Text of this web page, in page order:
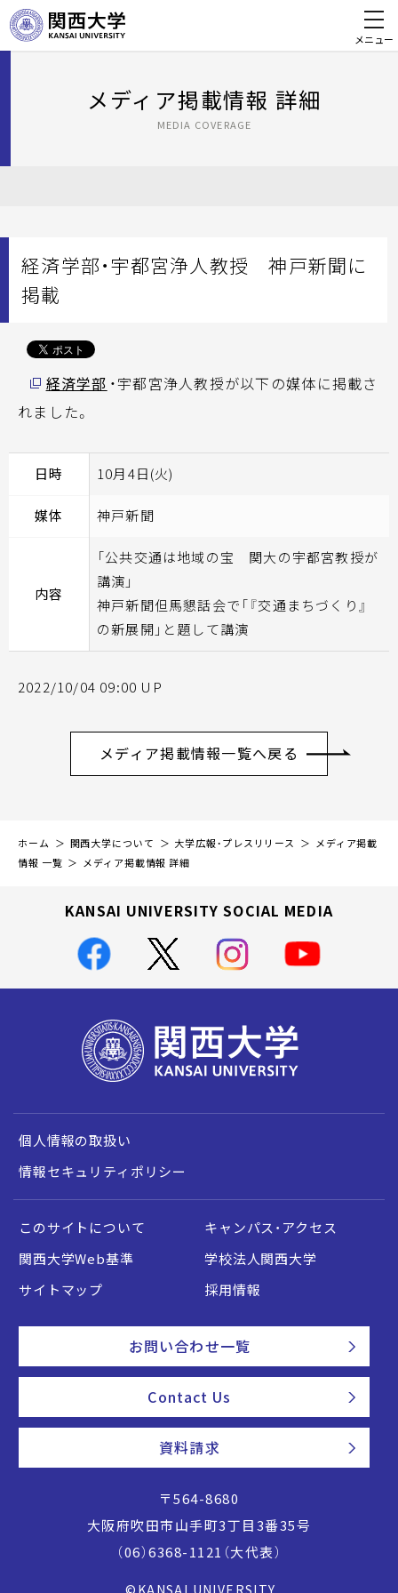
メニュー
メディア掲載情報 詳細
MEDIA COVERAGE
経済学部・宇都宮浄人教授 神戸新聞に
掲載
経済学部 ・宇都宮浄人教授が以下の媒体に掲載さ
れました。
日時 10月4日(火)
媒体 神戸新聞
内容
「公共交通は地域の宝 関大の宇都宮教授が
講演」
神戸新聞但馬懇話会で「『交通まちづくり』
の新展開」と題して講演
2022/10/04 09:00 UP
メディア掲載情報一覧へ戻る
ホーム 関西大学について 大学広報・プレスリリース
メディア掲載
情報 一覧
メディア掲載情報 詳細
KANSAI UNIVERSITY SOCIAL MEDIA
個人情報の取扱い
情報セキュリティポリシー
このサイトについて
キャンパス・アクセス
関西大学Web基準
学校法人関西大学
サイトマップ
採用情報
お問い合わせ一覧
Contact Us
資料請求
〒564-8680
大阪府吹田市山手町3丁目3番35号
（06）6368-1121（大代表）
©KANSAI UNIVERSITY